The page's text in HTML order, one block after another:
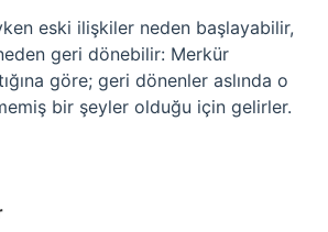
eski ilişkiler neden başlayabilir,
geri dönebilir: Merkür
göre; geri dönenler aslında o
bir şeyler olduğu için gelirler.